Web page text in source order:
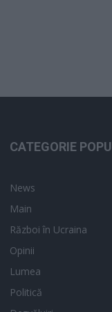
CATEGORIE
News
Main
Război în Ucraina
Opinii
Lumea
Politică